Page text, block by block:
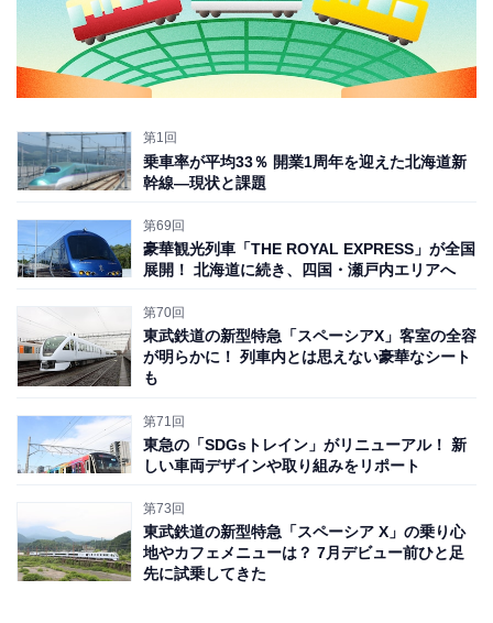
バイオリニスト大谷康子さんの演奏
前川燿男練馬区長、ワーナー ブラザース スタジオ ジャ
パン合同会社のゼネラル・マネージャーであるトーベ
さつと、テープカットによってリニューアル完了を祝っ
た。
第1回
乗車率が平均33％ 開業1周年を迎えた北海道新
幹線―現状と課題
第69回
豪華観光列車「THE ROYAL EXPRESS」が全国
展開！ 北海道に続き、四国・瀬戸内エリアへ
第70回
東武鉄道の新型特急「スペーシアX」客室の全容
が明らかに！ 列車内とは思えない豪華なシート
も
第71回
東急の「SDGsトレイン」がリニューアル！ 新
しい車両デザインや取り組みをリポート
第73回
東武鉄道の新型特急「スペーシア X」の乗り心
地やカフェメニューは？ 7月デビュー前ひと足
先に試乗してきた